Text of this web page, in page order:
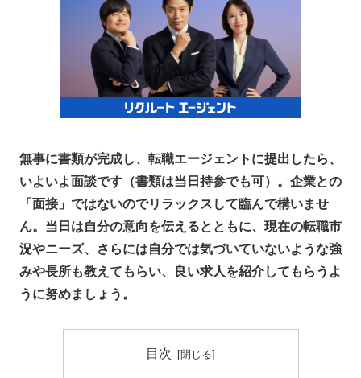
無事に書類が完成し、転職エージェントに提出したら、
いよいよ面談です（書類は当日持参でも可）。企業との
「面接」ではないのでリラックスして臨んで構いませ
ん。当日は自分の意向を伝えるとともに、現在の転職市
況やニーズ、さらには自分では気づいていないような強
みや長所も教えてもらい、良い求人を紹介してもらうよ
うに努めましょう。
目次